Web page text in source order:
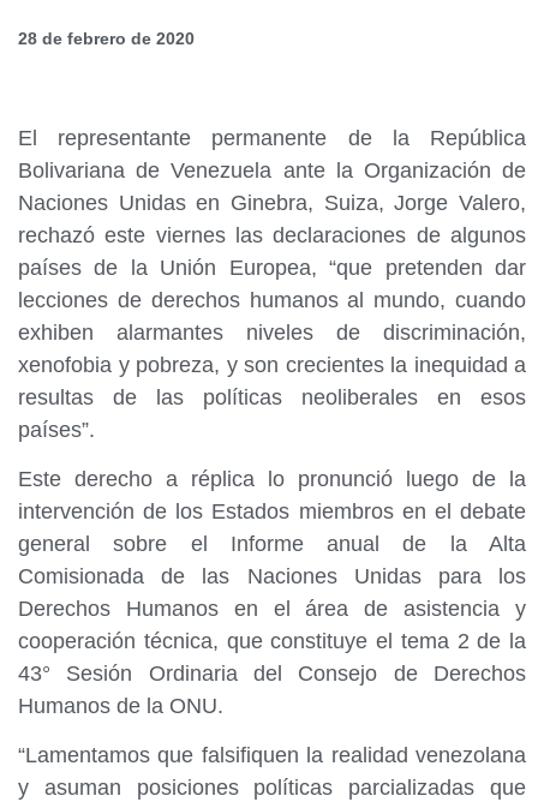
28 de febrero de 2020
El representante permanente de la República
Bolivariana de Venezuela ante la Organización de
Naciones Unidas en Ginebra, Suiza, Jorge Valero,
rechazó este viernes las declaraciones de algunos
países de la Unión Europea, “que pretenden dar
lecciones de derechos humanos al mundo, cuando
exhiben alarmantes niveles de discriminación,
xenofobia y pobreza, y son crecientes la inequidad a
resultas de las políticas neoliberales en esos
países”.
Este derecho a réplica lo pronunció luego de la
intervención de los Estados miembros en el debate
general sobre el Informe anual de la Alta
Comisionada de las Naciones Unidas para los
Derechos Humanos en el área de asistencia y
cooperación técnica, que constituye el tema 2 de la
43° Sesión Ordinaria del Consejo de Derechos
Humanos de la ONU.
“Lamentamos que falsifiquen la realidad venezolana
y asuman posiciones políticas parcializadas que